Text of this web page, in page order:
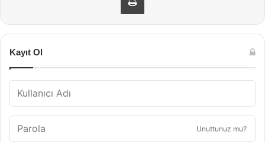
Kayıt Ol
Unuttunuz mu?